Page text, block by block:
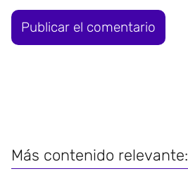
Más contenido relevante: